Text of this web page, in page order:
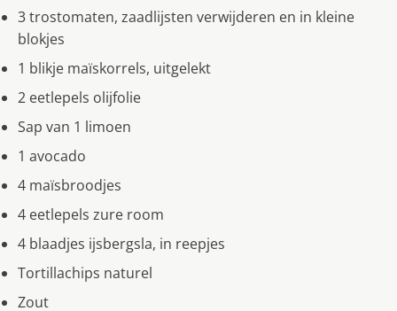
3 trostomaten, zaadlijsten verwijderen en in kleine
blokjes
1 blikje maïskorrels, uitgelekt
2 eetlepels olijfolie
Sap van 1 limoen
1 avocado
4 maïsbroodjes
4 eetlepels zure room
4 blaadjes ijsbergsla, in reepjes
Tortillachips naturel
Zout